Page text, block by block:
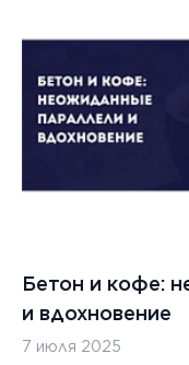
Бетон и кофе:
и вдохновение
7 июля 2025